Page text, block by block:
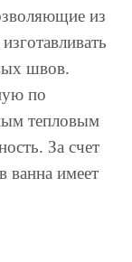
из
швов.
по
тепловым
За счет
ванна имеет